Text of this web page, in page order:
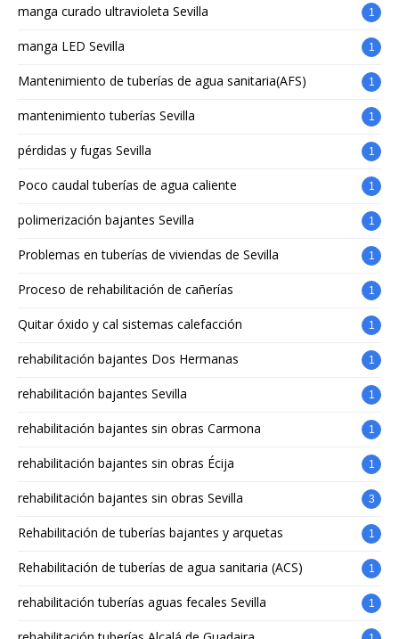
manga curado ultravioleta Sevilla 1
manga LED Sevilla 1
Mantenimiento de tuberías de agua sanitaria(AFS) 1
mantenimiento tuberías Sevilla 1
pérdidas y fugas Sevilla 1
Poco caudal tuberías de agua caliente 1
polimerización bajantes Sevilla 1
Problemas en tuberías de viviendas de Sevilla 1
Proceso de rehabilitación de cañerías 1
Quitar óxido y cal sistemas calefacción 1
rehabilitación bajantes Dos Hermanas 1
rehabilitación bajantes Sevilla 1
rehabilitación bajantes sin obras Carmona 1
rehabilitación bajantes sin obras Écija 1
rehabilitación bajantes sin obras Sevilla 3
Rehabilitación de tuberías bajantes y arquetas 1
Rehabilitación de tuberías de agua sanitaria (ACS) 1
rehabilitación tuberías aguas fecales Sevilla 1